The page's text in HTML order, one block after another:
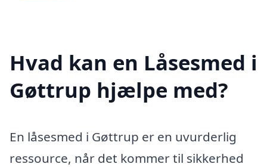
Hvad kan en Låsesmed i
Gøttrup hjælpe med?
En låsesmed i Gøttrup er en uvurderlig
ressource, når det kommer til sikkerhed